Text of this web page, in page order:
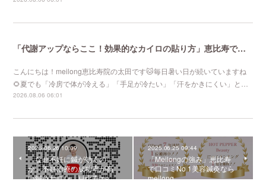
「代謝アップならここ！効果的なカイロの貼り方」恵比寿で口コミNo 1美容鍼灸ならmeilong
こんにちは！meilong恵比寿院の太田です🐱毎日暑い日が続いていますね
🌻夏でも「冷房で体が冷える」「手足が冷たい」「汗をかきにくい」と…
2026.08.06 06:01
2025.06.26 10:09
「なぜ不妊に鍼が効くの
か」不妊治療の成功率が高
い鍼灸サロン 恵比寿me…
2025.06.25 09:44
「Meilongの強み」恵比寿
で口コミNo 1美容鍼灸なら
meilong